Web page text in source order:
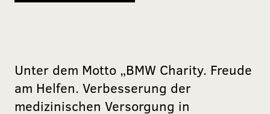
Unter dem Motto „BMW Charity. Freude
am Helfen. Verbesserung der
medizinischen Versorgung in